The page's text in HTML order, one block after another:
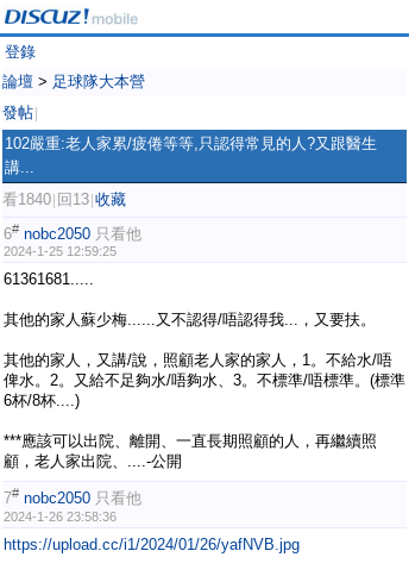
登錄
論壇 > 足球隊大本營
發帖
102嚴重:老人家累/疲倦等等,只認得常見的人?又跟醫生
講...
看1840 回13 收藏
6# nobc2050 只看他
2024-1-25 12:59:25
61361681.....
其他的家人蘇少梅......又不認得/唔認得我...，又要扶。
其他的家人，又講/說，照顧老人家的家人，1。不給水/唔
俾水。2。又給不足夠水/唔夠水、3。不標準/唔標準。(標準
6杯/8杯....)
***應該可以出院、離開、一直長期照顧的人，再繼續照
顧，老人家出院、....-公開
7# nobc2050 只看他
2024-1-26 23:58:36
https://upload.cc/i1/2024/01/26/yafNVB.jpg